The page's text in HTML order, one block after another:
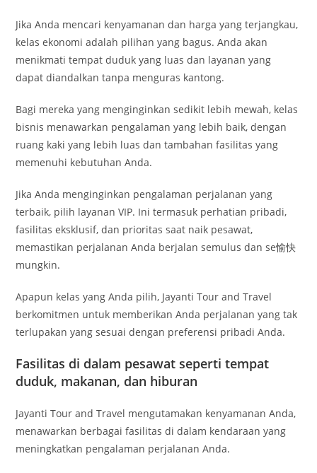
Jika Anda mencari kenyamanan dan harga yang terjangkau,
kelas ekonomi adalah pilihan yang bagus. Anda akan
menikmati tempat duduk yang luas dan layanan yang
dapat diandalkan tanpa menguras kantong.
Bagi mereka yang menginginkan sedikit lebih mewah, kelas
bisnis menawarkan pengalaman yang lebih baik, dengan
ruang kaki yang lebih luas dan tambahan fasilitas yang
memenuhi kebutuhan Anda.
Jika Anda menginginkan pengalaman perjalanan yang
terbaik, pilih layanan VIP. Ini termasuk perhatian pribadi,
fasilitas eksklusif, dan prioritas saat naik pesawat,
memastikan perjalanan Anda berjalan semulus dan se愉快
mungkin.
Apapun kelas yang Anda pilih, Jayanti Tour and Travel
berkomitmen untuk memberikan Anda perjalanan yang tak
terlupakan yang sesuai dengan preferensi pribadi Anda.
Fasilitas di dalam pesawat seperti tempat
duduk, makanan, dan hiburan
Jayanti Tour and Travel mengutamakan kenyamanan Anda,
menawarkan berbagai fasilitas di dalam kendaraan yang
meningkatkan pengalaman perjalanan Anda.